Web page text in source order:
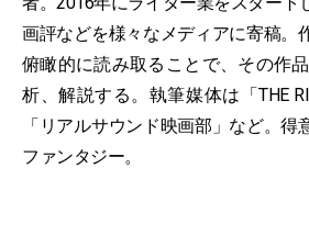
画評などを様々なメディアに寄稿。
俯瞰的に読み取ることで、その作
析、解説する。執筆媒体は「THE
「リアルサウンド映画部」など。得
ファンタジー。